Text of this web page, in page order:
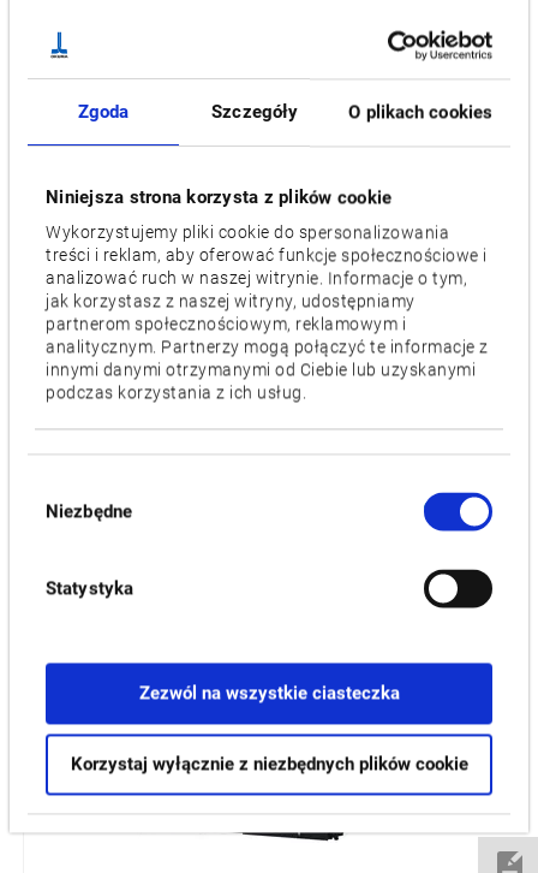
Zgoda Szczegóły O plikach cookies
Niniejsza strona korzysta z plików cookie
Wykorzystujemy pliki cookie do spersonalizowania
treści i reklam, aby oferować funkcje społecznościowe i
analizować ruch w naszej witrynie. Informacje o tym,
jak korzystasz z naszej witryny, udostępniamy
partnerom społecznościowym, reklamowym i
analitycznym. Partnerzy mogą połączyć te informacje z
innymi danymi otrzymanymi od Ciebie lub uzyskanymi
podczas korzystania z ich usług.
zgody
Niezbędne
Statystyka
Zezwól na wszystkie ciasteczka
Korzystaj wyłącznie z niezbędnych plików cookie
Prędkość wrzeciona [min-1]
4,200, [3,000]
12 / 10
Silnik [kW]
22/15, [30/20], [43/20]
Cechy
L (Turning spec.),M,MY
PRODUKTY POWIĄZANE :